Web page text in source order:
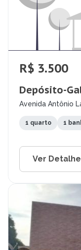
R$ 3.500
Depósito-
Avenida Antônio
1 quarto 1
Ver